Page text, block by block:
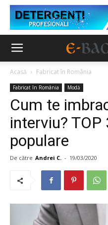
Acasă Fabricat în România
Fabricat în România Modă
Cum te
interviu? TOP
populare
De către Andrei C. - 19/03/2020